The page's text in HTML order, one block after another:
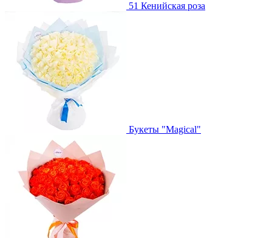
51 Кенийская роза
Букеты "Magical"